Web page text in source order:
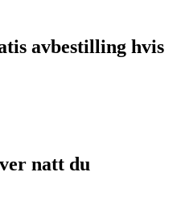
avbestilling hvis
natt du